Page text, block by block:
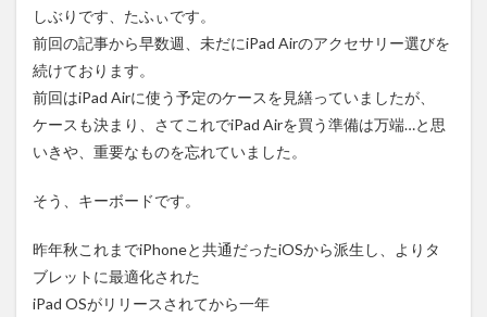
もちろん
Bluetooth
にも対応
1.5
まと
しぶりです、たふぃです。
前回の記事から早数週、未だにiPad Airのアクセサリー選びを
続けております。
前回はiPad Airに使う予定のケースを見繕っていましたが、
ケースも決まり、さてこれでiPad Airを買う準備は万端…と思
いきや、重要なものを忘れていました。
そう、キーボードです。
昨年秋これまでiPhoneと共通だったiOSから派生し、よりタ
ブレットに最適化された
iPad OSがリリースされてから一年